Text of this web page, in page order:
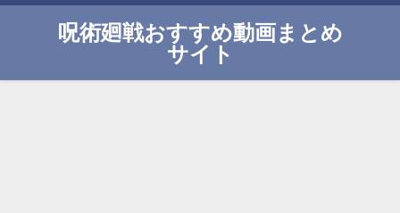
呪術廻戦おすすめ動画まとめ
サイト